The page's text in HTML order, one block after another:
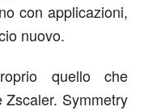
con applicazioni,
nuovo.
quello che
Symmetry